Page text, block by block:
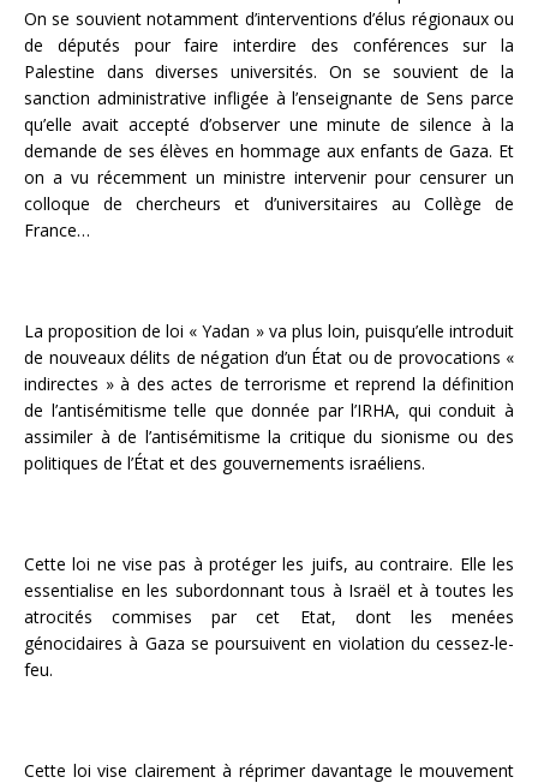
On se souvient notamment d’interventions d’élus régionaux ou
de députés pour faire interdire des conférences sur la
Palestine dans diverses universités. On se souvient de la
sanction administrative infligée à l’enseignante de Sens parce
qu’elle avait accepté d’observer une minute de silence à la
demande de ses élèves en hommage aux enfants de Gaza. Et
on a vu récemment un ministre intervenir pour censurer un
colloque de chercheurs et d’universitaires au Collège de
France…
La proposition de loi « Yadan » va plus loin, puisqu’elle introduit
de nouveaux délits de négation d’un État ou de provocations «
indirectes » à des actes de terrorisme et reprend la définition
de l’antisémitisme telle que donnée par l’IRHA, qui conduit à
assimiler à de l’antisémitisme la critique du sionisme ou des
politiques de l’État et des gouvernements israéliens.
Cette loi ne vise pas à protéger les juifs, au contraire. Elle les
essentialise en les subordonnant tous à Israël et à toutes les
atrocités commises par cet Etat, dont les menées
génocidaires à Gaza se poursuivent en violation du cessez-le-
feu.
Cette loi vise clairement à réprimer davantage le mouvement